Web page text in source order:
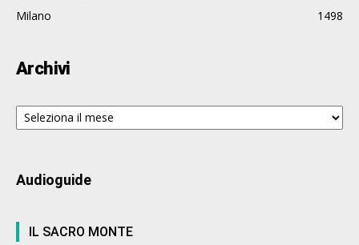
Milano
1498
Archivi
Archivi
Audioguide
IL SACRO MONTE